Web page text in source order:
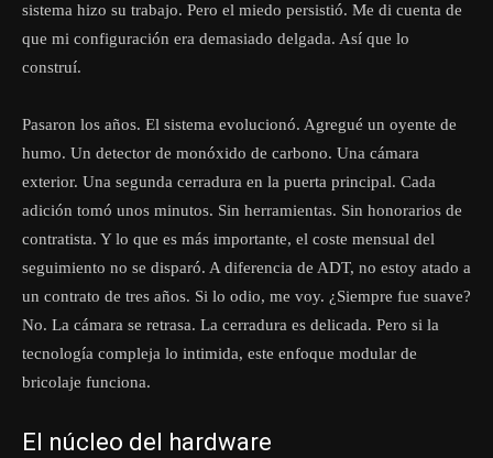
sistema hizo su trabajo. Pero el miedo persistió. Me di cuenta de
que mi configuración era demasiado delgada. Así que lo
construí.
Pasaron los años. El sistema evolucionó. Agregué un oyente de
humo. Un detector de monóxido de carbono. Una cámara
exterior. Una segunda cerradura en la puerta principal. Cada
adición tomó unos minutos. Sin herramientas. Sin honorarios de
contratista. Y lo que es más importante, el coste mensual del
seguimiento no se disparó. A diferencia de ADT, no estoy atado a
un contrato de tres años. Si lo odio, me voy. ¿Siempre fue suave?
No. La cámara se retrasa. La cerradura es delicada. Pero si la
tecnología compleja lo intimida, este enfoque modular de
bricolaje funciona.
El núcleo del hardware